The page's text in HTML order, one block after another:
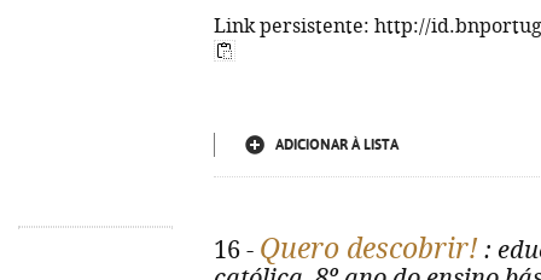
Link persistente: http://
ADICIONAR À LISTA
16 - Quero descobrir! :